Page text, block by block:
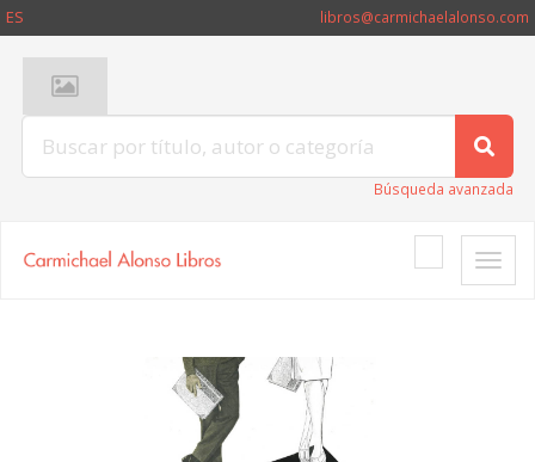
ES libros@carmichaelalonso.com
Búsqueda avanzada
Toggle